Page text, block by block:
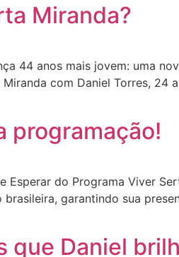
Miranda?
44 anos mais jovem: uma
com Daniel Torres, 24
programação!
Esperar do Programa Viver
garantindo sua
que Daniel